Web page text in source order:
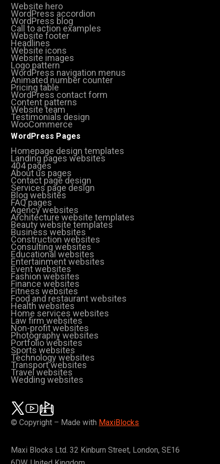
Website hero
WordPress accordion
WordPress blog
Call to action examples
Website footer
Headlines
Website icons
Website images
Logo pattern
WordPress navigation menus
Animated number counter
Pricing table
WordPress contact form
Content patterns
Website team
Testimonials design
WooCommerce
WordPress Pages
Homepage design templates
Landing pages websites
404 pages
About us pages
Contact page design
Services page design
Blog websites
FAQ pages
Agency websites
Architecture website templates
Beauty website templates
Business websites
Construction websites
Consulting websites
Educational websites
Entertainment websites
Event websites
Fashion websites
Finance websites
Fitness websites
Food and restaurant websites
Health websites
Home services websites
Law firm websites
Non-profit websites
Photography websites
Portfolio websites
Sports websites
Technology websites
Transport websites
Travel websites
Wedding websites
© Copyright – Made with MaxiBlocks
Maxi Blocks Ltd. 32 Kinburn Street, London, SE16